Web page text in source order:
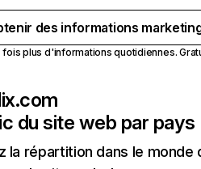
des informations
fois plus d'informations quotidiennes.
du site web par pays
la répartition dans le monde